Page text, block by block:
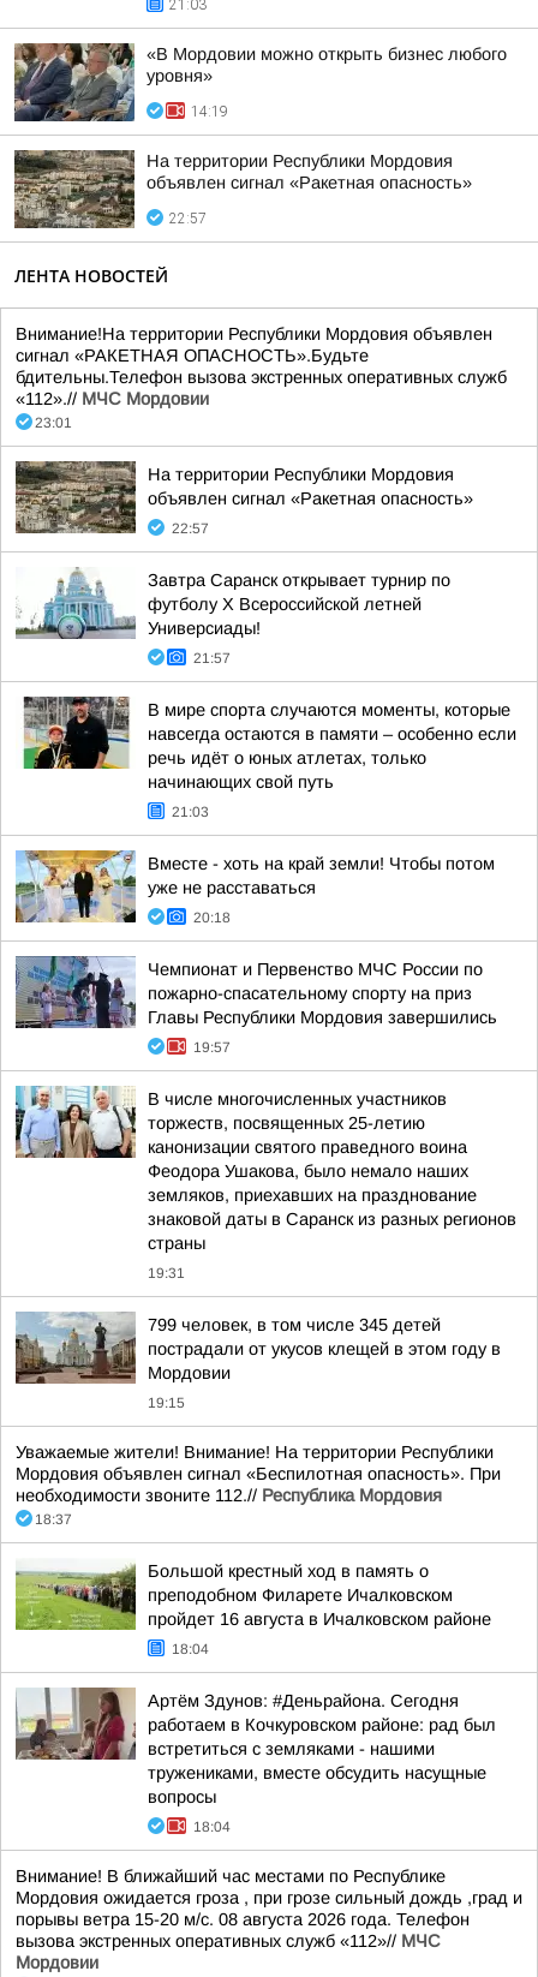
21:03
«В Мордовии можно открыть бизнес любого
уровня»
14:19
На территории Республики Мордовия
объявлен сигнал «Ракетная опасность»
22:57
ЛЕНТА НОВОСТЕЙ
Внимание!На территории Республики Мордовия объявлен
сигнал «РАКЕТНАЯ ОПАСНОСТЬ».Будьте
бдительны.Телефон вызова экстренных оперативных служб
«112».// МЧС Мордовии
23:01
На территории Республики Мордовия
объявлен сигнал «Ракетная опасность»
22:57
Завтра Саранск открывает турнир по
футболу X Всероссийской летней
Универсиады!
21:57
В мире спорта случаются моменты, которые
навсегда остаются в памяти – особенно если
речь идёт о юных атлетах, только
начинающих свой путь
21:03
Вместе - хоть на край земли! Чтобы потом
уже не расставаться
20:18
Чемпионат и Первенство МЧС России по
пожарно-спасательному спорту на приз
Главы Республики Мордовия завершились
19:57
В числе многочисленных участников
торжеств, посвященных 25-летию
канонизации святого праведного воина
Феодора Ушакова, было немало наших
земляков, приехавших на празднование
знаковой даты в Саранск из разных регионов
страны
19:31
799 человек, в том числе 345 детей
пострадали от укусов клещей в этом году в
Мордовии
19:15
Уважаемые жители! Внимание! На территории Республики
Мордовия объявлен сигнал «Беспилотная опасность». При
необходимости звоните 112.// Республика Мордовия
18:37
Большой крестный ход в память о
преподобном Филарете Ичалковском
пройдет 16 августа в Ичалковском районе
18:04
Артём Здунов: #Деньрайона. Сегодня
работаем в Кочкуровском районе: рад был
встретиться с земляками - нашими
тружениками, вместе обсудить насущные
вопросы
18:04
Внимание! В ближайший час местами по Республике
Мордовия ожидается гроза , при грозе сильный дождь ,град и
порывы ветра 15-20 м/с. 08 августа 2026 года. Телефон
вызова экстренных оперативных служб «112»// МЧС
Мордовии